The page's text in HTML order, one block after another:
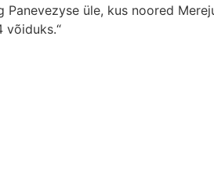
üle, kus noored
võiduks.“